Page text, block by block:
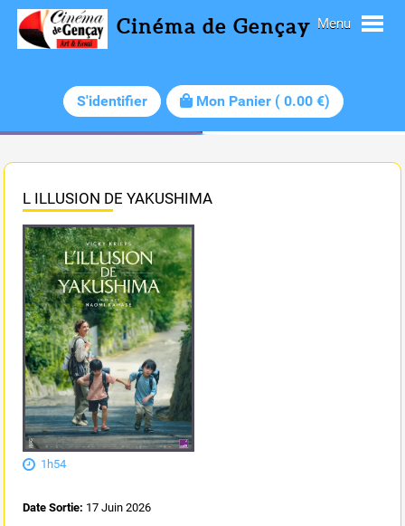
Cinéma de Gençay
S'identifier Mon Panier (0.00 €)
Menu
L ILLUSION DE YAKUSHIMA
1h54
Date Sortie: 17 Juin 2026